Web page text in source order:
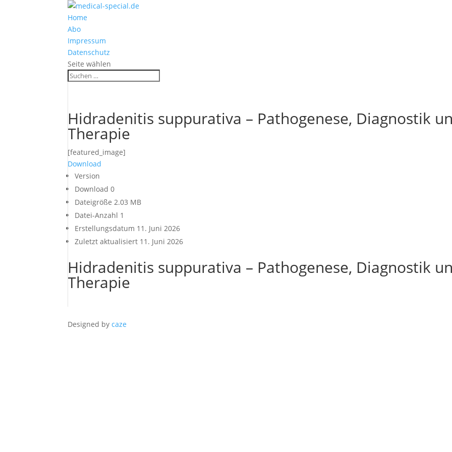
Home
Abo
Impressum
Datenschutz
Seite wählen
Hidradenitis suppurativa – Pathogenese, Diagnostik
Therapie
[featured_image]
Download
Version
Download0
Dateigröße2.03 MB
Datei-Anzahl 1
Erstellungsdatum 11. Juni 2026
Zuletzt aktualisiert 11. Juni 2026
Hidradenitis suppurativa – Pathogenese, Diagnostik
Therapie
Designed bycaze